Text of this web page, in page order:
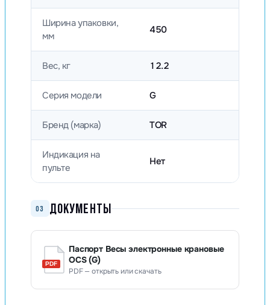
Ширина упаковки,
мм
450
Вес, кг 12.2
Серия модели G
Бренд (марка) TOR
Индикация на
пульте
Нет
03 ДОКУМЕНТЫ
Паспорт Весы электронные крановые
OCS (G)
PDF — открыть или скачать